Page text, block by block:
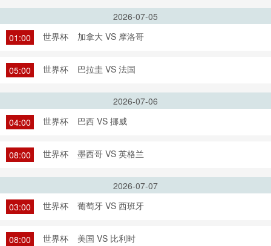
2026-07-05
01:00
世界杯 加拿大 VS 摩洛哥
05:00 世界杯 巴拉圭 VS 法国
2026-07-06
04:00
世界杯 巴西 VS 挪威
08:00 世界杯 墨西哥 VS 英格兰
2026-07-07
03:00
世界杯 葡萄牙 VS 西班牙
08:00 世界杯 美国 VS 比利时